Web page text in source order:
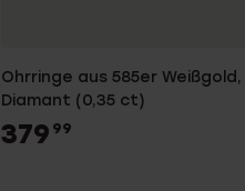
Ohrringe aus 585er Weißgold,
Diamant (0,35 ct)
379 99